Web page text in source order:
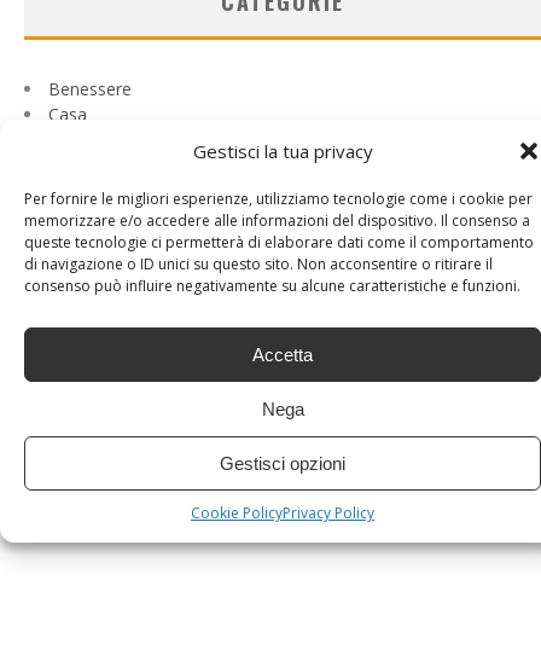
Gestisci la tua privacy
Per fornire le migliori esperienze, utilizziamo tecnologie come i cookie per
memorizzare e/o accedere alle informazioni del dispositivo. Il consenso a
queste tecnologie ci permetterà di elaborare dati come il comportamento
di navigazione o ID unici su questo sito. Non acconsentire o ritirare il
consenso può influire negativamente su alcune caratteristiche e funzioni.
Accetta
Nega
Gestisci opzioni
Cookie PolicyPrivacy Policy
Benessere
Casa
Senza categoria
Tech
Viaggi